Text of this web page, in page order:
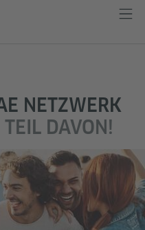
NETZWERK
DAVON!